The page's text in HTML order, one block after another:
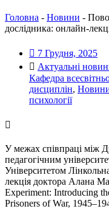
Головна - Новини -
дослідника: онлайн-
7 Грудня, 2025
Актуальні
Кафедра
дисциплін,
психології
У межах співпраці між
педагогічним
Університетом
лекція доктора Алана
Experiment: Introducing
Prisoners of War,